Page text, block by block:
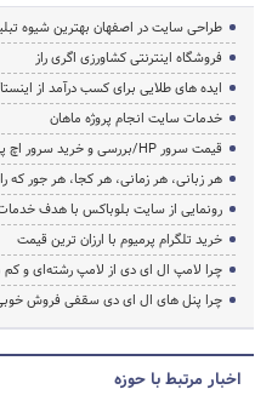
طراحی سایت در اصفهان بهترین شیوه
فروشگاه اینترنتی کشاورزی اگری راز
ایده های طلایی برای کسب درآمد از
خدمات سایت انجام پروژه ماهان
قیمت سرور HP/بررسی و خرید سرور اچ پی
هر زبانی، هر زمانی، هر کجا، هر جور که
رونمایی از سایت بلوباکس با هدف
خرید تلگرام پرمیوم با ارزان ترین قیمت
چرا لامپ ال ای دی از لامپ رشته‌ای و
چرا پنل های ال ای دی سقفی فروش خوبی
اخبار مرتبط با حوزه